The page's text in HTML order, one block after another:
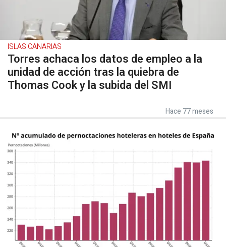
ISLAS CANARIAS
Torres achaca los datos de empleo a la
unidad de acción tras la quiebra de
Thomas Cook y la subida del SMI
Hace 77 meses